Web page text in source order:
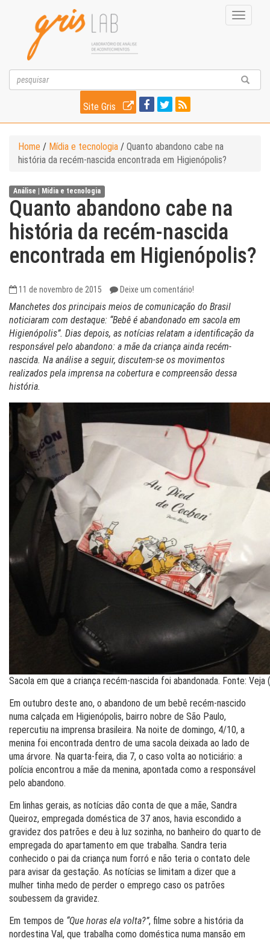
Toggle
Site Gris
Home / Mídia e tecnologia / Quanto abandono cabe na
história da recém-nascida encontrada em Higienópolis?
Análise | Mídia e tecnologia
Quanto abandono cabe na
história da recém-nascida
encontrada em Higienópolis?
11 de novembro de 2015 Deixe um comentário!
Manchetes dos principais meios de comunicação do Brasil
noticiaram com destaque: “Bebê é abandonado em sacola em
Higienópolis”. Dias depois, as notícias relatam a identificação da
responsável pelo abandono: a mãe da criança ainda recém-
nascida. Na análise a seguir, discutem-se os movimentos
realizados pela imprensa na cobertura e compreensão dessa
história.
Sacola em que a criança recém-nascida foi abandonada. Fonte: Veja
Em outubro deste ano, o abandono de um bebê recém-nascido
numa calçada em Higienópolis, bairro nobre de São Paulo,
repercutiu na imprensa brasileira. Na noite de domingo, 4/10, a
menina foi encontrada dentro de uma sacola deixada ao lado de
uma árvore. Na quarta-feira, dia 7, o caso volta ao noticiário: a
polícia encontrou a mãe da menina, apontada como a responsável
pelo abandono.
Em linhas gerais, as notícias dão conta de que a mãe, Sandra
Queiroz, empregada doméstica de 37 anos, havia escondido a
gravidez dos patrões e deu à luz sozinha, no banheiro do quarto de
empregada do apartamento em que trabalha. Sandra teria
conhecido o pai da criança num forró e não teria o contato dele
para avisar da gestação. As notícias se limitam a dizer que a
mulher tinha medo de perder o emprego caso os patrões
soubessem da gravidez.
Em tempos de “Que horas ela volta?”, filme sobre a história da
nordestina Val, que trabalha como doméstica numa mansão em